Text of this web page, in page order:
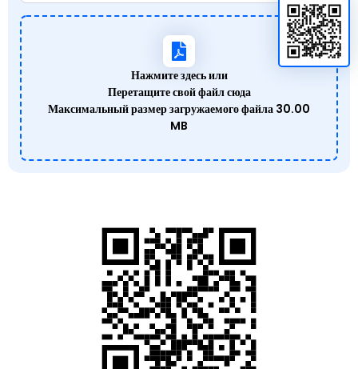
Нажмите здесь или
Перетащите свой файл сюда
Максимальный размер загружаемого файла 30.00
MB